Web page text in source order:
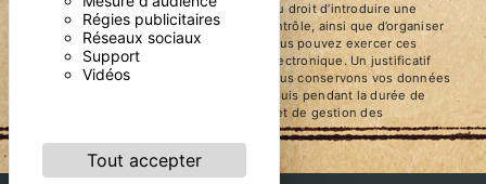
Régies publicitaires
Réseaux sociaux
Support
Vidéos
Tout accepter
votre consentement à tout moment et du droit d’introduire une
réclamation auprès d’une autorité de contrôle, ainsi que d’organiser
le sort de vos données post-mortem. Vous pouvez exercer ces
droits par voie postale ou par courrier électronique. Un justificatif
d'identité pourra vous être demandé. Nous conservons vos données
pendant la période de prise de contact puis pendant la durée de
prescription légale aux fins probatoires et de gestion des